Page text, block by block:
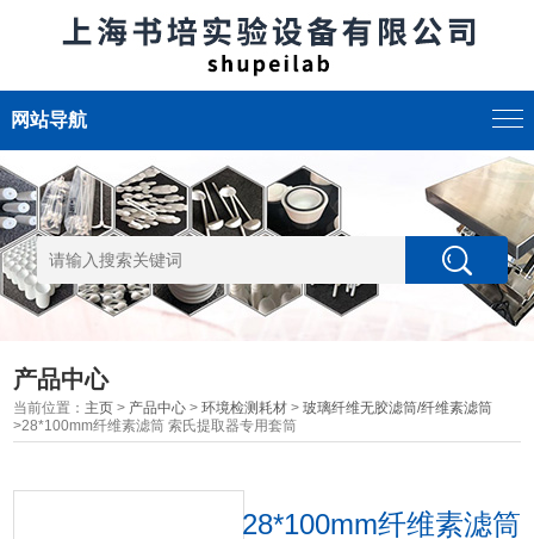
网站导航
产品中心
当前位置： 主页 > 产品中心 >环境检测耗材 >玻璃纤维无胶滤筒/纤维素滤筒
>28*100mm纤维素滤筒 索氏提取器专用套筒
28*100mm纤维素滤筒